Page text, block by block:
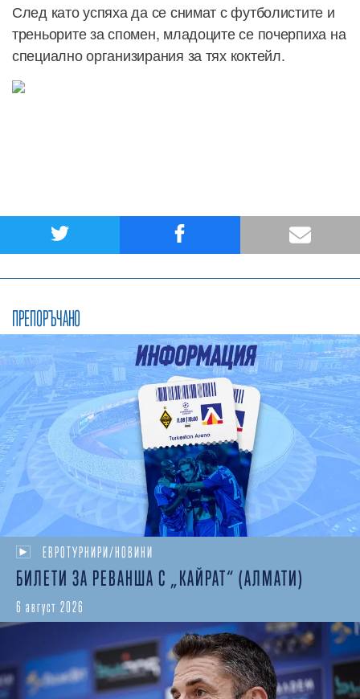
След като успяха да се снимат с футболистите и
треньорите за спомен, младоците се почерпиха на
специално организирания за тях коктейл.
ПРЕПОРЪЧАНО
ЕВРОТУРНИРИ/НОВИНИ
БИЛЕТИ ЗА РЕВАНША С „КАЙРАТ“ (АЛМАТИ)
6 август 2026